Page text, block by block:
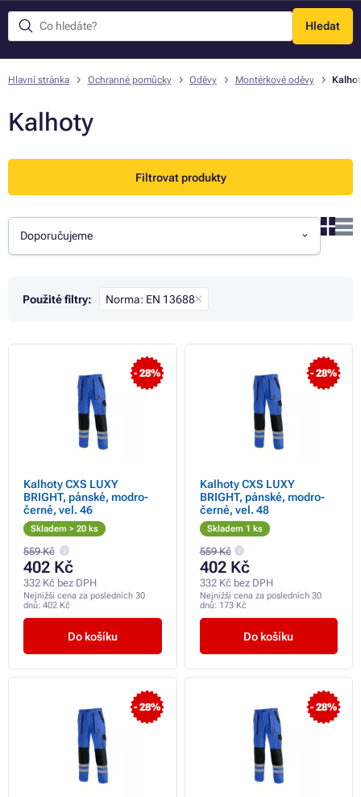
Hledat
Menu
Hlavní stránka Ochranné pomůcky Oděvy Montérkové oděvy
Kalhoty
Filtrovat produkty
Doporučujeme
Použité filtry: Norma: EN 13688
- 28%
Kalhoty CXS LUXY
BRIGHT, pánské, modro-
černé, vel. 46
Skladem > 20 ks
559 Kč
402 Kč
332 Kč bez DPH
Nejnižší cena za posledních 30
dnů: 402 Kč
Do košíku
- 28%
Kalhoty CXS LUXY
BRIGHT, pánské, modro-
černé, vel. 48
Skladem 1 ks
559 Kč
402 Kč
332 Kč bez DPH
Nejnižší cena za posledních 30
dnů: 173 Kč
Do košíku
- 28% - 28%